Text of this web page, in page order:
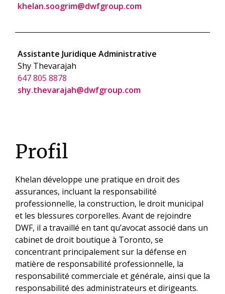
khelan.soogrim@dwfgroup.com
Assistante Juridique Administrative
Shy Thevarajah
647 805 8878
shy.thevarajah@dwfgroup.com
Profil
Khelan développe une pratique en droit des
assurances, incluant la responsabilité
professionnelle, la construction, le droit municipal
et les blessures corporelles. Avant de rejoindre
DWF, il a travaillé en tant qu’avocat associé dans un
cabinet de droit boutique à Toronto, se
concentrant principalement sur la défense en
matière de responsabilité professionnelle, la
responsabilité commerciale et générale, ainsi que la
responsabilité des administrateurs et dirigeants.